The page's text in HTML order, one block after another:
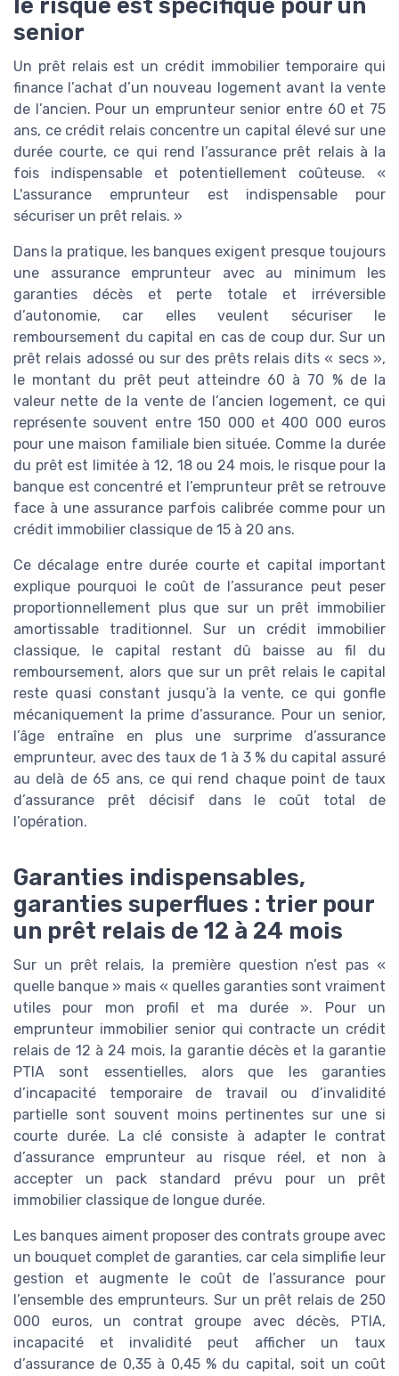
senior
Un prêt relais est un crédit immobilier temporaire qui
finance l’achat d’un nouveau logement avant la vente
de l’ancien. Pour un emprunteur senior entre 60 et 75
ans, ce crédit relais concentre un capital élevé sur une
durée courte, ce qui rend l’assurance prêt relais à la
fois indispensable et potentiellement coûteuse. «
L'assurance emprunteur est indispensable pour
sécuriser un prêt relais. »
Dans la pratique, les banques exigent presque toujours
une assurance emprunteur avec au minimum les
garanties décès et perte totale et irréversible
d’autonomie, car elles veulent sécuriser le
remboursement du capital en cas de coup dur. Sur un
prêt relais adossé ou sur des prêts relais dits « secs »,
le montant du prêt peut atteindre 60 à 70 % de la
valeur nette de la vente de l’ancien logement, ce qui
représente souvent entre 150 000 et 400 000 euros
pour une maison familiale bien située. Comme la durée
du prêt est limitée à 12, 18 ou 24 mois, le risque pour la
banque est concentré et l’emprunteur prêt se retrouve
face à une assurance parfois calibrée comme pour un
crédit immobilier classique de 15 à 20 ans.
Ce décalage entre durée courte et capital important
explique pourquoi le coût de l’assurance peut peser
proportionnellement plus que sur un prêt immobilier
amortissable traditionnel. Sur un crédit immobilier
classique, le capital restant dû baisse au fil du
remboursement, alors que sur un prêt relais le capital
reste quasi constant jusqu’à la vente, ce qui gonfle
mécaniquement la prime d’assurance. Pour un senior,
l’âge entraîne en plus une surprime d’assurance
emprunteur, avec des taux de 1 à 3 % du capital assuré
au delà de 65 ans, ce qui rend chaque point de taux
d’assurance prêt décisif dans le coût total de
l’opération.
Garanties indispensables,
garanties superflues : trier pour
un prêt relais de 12 à 24 mois
Sur un prêt relais, la première question n’est pas «
quelle banque » mais « quelles garanties sont vraiment
utiles pour mon profil et ma durée ». Pour un
emprunteur immobilier senior qui contracte un crédit
relais de 12 à 24 mois, la garantie décès et la garantie
PTIA sont essentielles, alors que les garanties
d’incapacité temporaire de travail ou d’invalidité
partielle sont souvent moins pertinentes sur une si
courte durée. La clé consiste à adapter le contrat
d’assurance emprunteur au risque réel, et non à
accepter un pack standard prévu pour un prêt
immobilier classique de longue durée.
Les banques aiment proposer des contrats groupe avec
un bouquet complet de garanties, car cela simplifie leur
gestion et augmente le coût de l’assurance pour
l’ensemble des emprunteurs. Sur un prêt relais de 250
000 euros, un contrat groupe avec décès, PTIA,
incapacité et invalidité peut afficher un taux
d’assurance de 0,35 à 0,45 % du capital, soit un coût